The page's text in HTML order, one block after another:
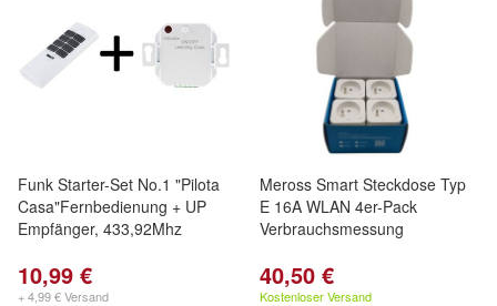
Funk Starter-Set No.1 "Pilota
Casa"Fernbedienung + UP
Empfänger, 433,92Mhz
10,99 €
+ 4,99 € Versand
Meross Smart Steckdose Typ
E 16A WLAN 4er-Pack
Verbrauchsmessung
40,50 €
Kostenloser Versand